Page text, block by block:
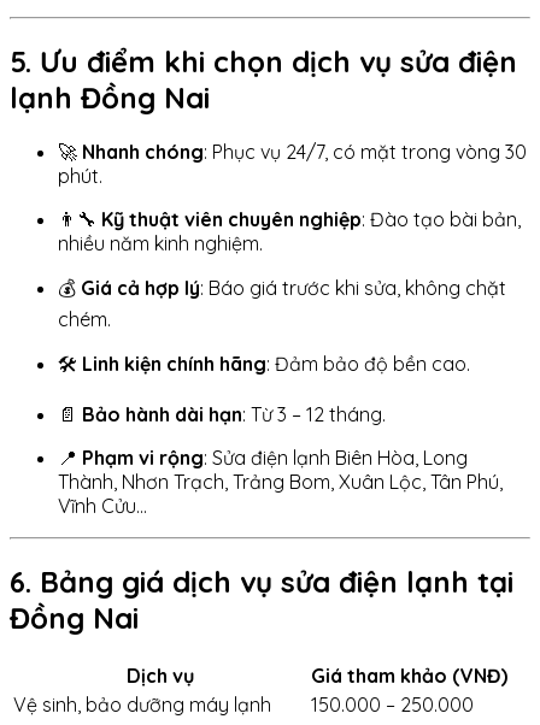
5. Ưu điểm khi chọn dịch vụ sửa điện
lạnh Đồng Nai
🚀 Nhanh chóng: Phục vụ 24/7, có mặt trong vòng 30
phút.
👨‍🔧 Kỹ thuật viên chuyên nghiệp: Đào tạo bài bản,
nhiều năm kinh nghiệm.
💰 Giá cả hợp lý: Báo giá trước khi sửa, không chặt
chém.
🛠 Linh kiện chính hãng: Đảm bảo độ bền cao.
📄 Bảo hành dài hạn: Từ 3 – 12 tháng.
📍 Phạm vi rộng: Sửa điện lạnh Biên Hòa, Long
Thành, Nhơn Trạch, Trảng Bom, Xuân Lộc, Tân Phú,
Vĩnh Cửu…
6. Bảng giá dịch vụ sửa điện lạnh tại
Đồng Nai
Dịch vụ
Giá tham khảo (VNĐ)
Vệ sinh, bảo dưỡng máy lạnh
150.000 – 250.000